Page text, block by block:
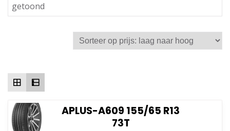
getoond
op
APLUS-A609 155/65 R13
73T